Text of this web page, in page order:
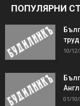
ПОПУЛЯРНИ
10/
01/